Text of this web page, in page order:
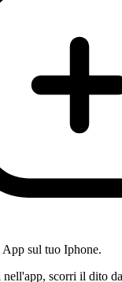
App sul tuo Iphone.
scorri il dito